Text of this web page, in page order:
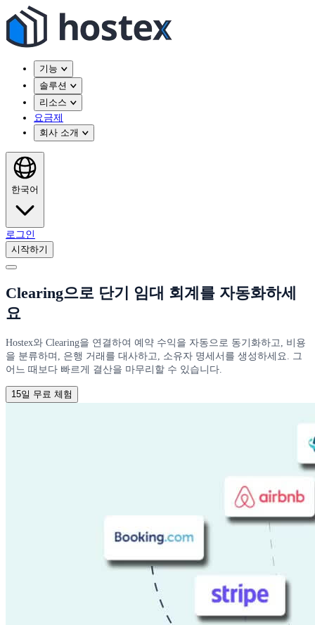
기능
솔루션
리소스
요금제
회사 소개
한국어
로그인
시작하기
Clearing으로 단기 임대 회계를 자동화하세
요
Hostex와 Clearing을 연결하여 예약 수익을 자동으로 동기화하고, 비용
을 분류하며, 은행 거래를 대사하고, 소유자 명세서를 생성하세요. 그
어느 때보다 빠르게 결산을 마무리할 수 있습니다.
15일 무료 체험